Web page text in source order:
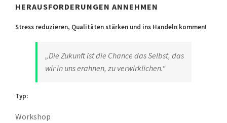
HERAUSFORDERUNGEN ANNEHMEN
Stress reduzieren, Qualitäten stärken und ins Handeln kommen!
„Die Zukunft ist die Chance das Selbst, das
wir in uns erahnen, zu verwirklichen.“
Typ:
Workshop